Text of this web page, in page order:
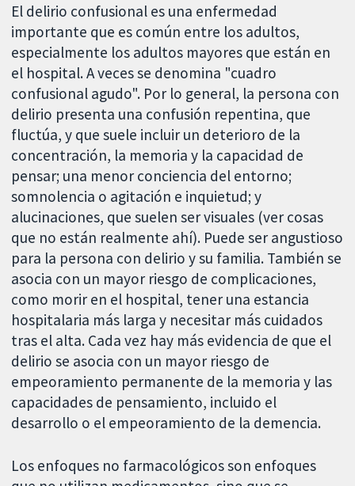
El delirio confusional es una enfermedad
importante que es común entre los adultos,
especialmente los adultos mayores que están en
el hospital. A veces se denomina "cuadro
confusional agudo". Por lo general, la persona con
delirio presenta una confusión repentina, que
fluctúa, y que suele incluir un deterioro de la
concentración, la memoria y la capacidad de
pensar; una menor conciencia del entorno;
somnolencia o agitación e inquietud; y
alucinaciones, que suelen ser visuales (ver cosas
que no están realmente ahí). Puede ser angustioso
para la persona con delirio y su familia. También se
asocia con un mayor riesgo de complicaciones,
como morir en el hospital, tener una estancia
hospitalaria más larga y necesitar más cuidados
tras el alta. Cada vez hay más evidencia de que el
delirio se asocia con un mayor riesgo de
empeoramiento permanente de la memoria y las
capacidades de pensamiento, incluido el
desarrollo o el empeoramiento de la demencia.
Los enfoques no farmacológicos son enfoques